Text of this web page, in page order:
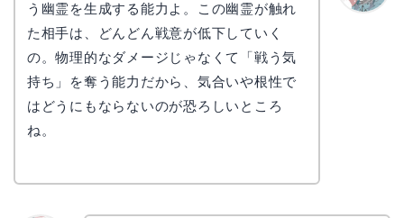
う幽霊を生成する能力よ。この幽霊が触れ
た相手は、どんどん戦意が低下していく
の。物理的なダメージじゃなくて「戦う気
持ち」を奪う能力だから、気合いや根性で
はどうにもならないのが恐ろしいところ
ね。